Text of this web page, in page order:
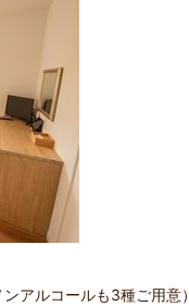
アルコールも3種ご用意）